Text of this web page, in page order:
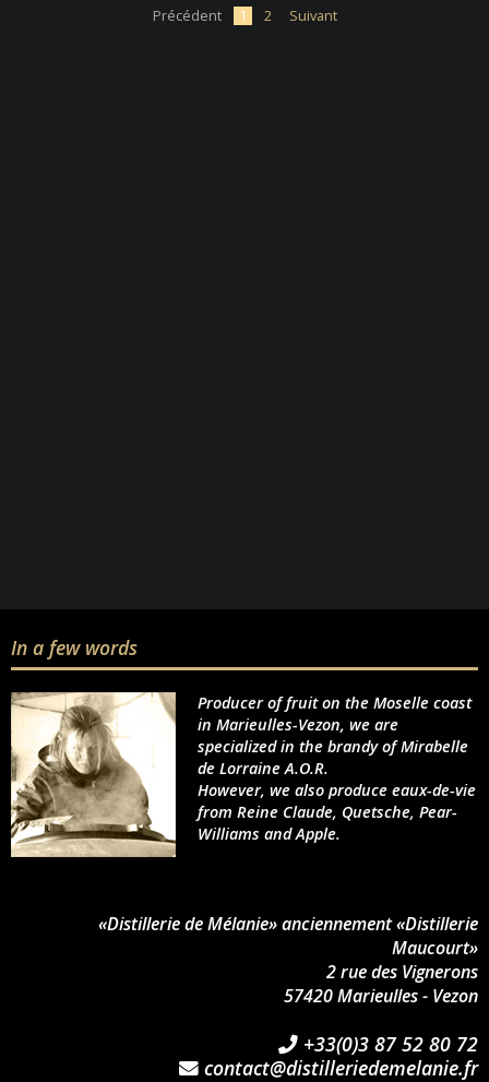
Précédent 1 2 Suivant
In a few words
Producer of fruit on the Moselle coast
in Marieulles-Vezon, we are
specialized in the brandy of Mirabelle
de Lorraine A.O.R.
However, we also produce eaux-de-vie
from Reine Claude, Quetsche, Pear-
Williams and Apple.
«Distillerie de Mélanie» anciennement «Distillerie
Maucourt»
2 rue des Vignerons
57420 Marieulles - Vezon
+33(0)3 87 52 80 72
contact@distilleriedemelanie.fr